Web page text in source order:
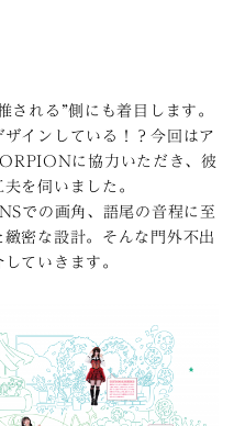
される”側にも着目します。
インしている！？今回はア
に協力いただき、彼
を伺いました。
での画角、語尾の音程に至
密な設計。そんな門外不出
ていきます。